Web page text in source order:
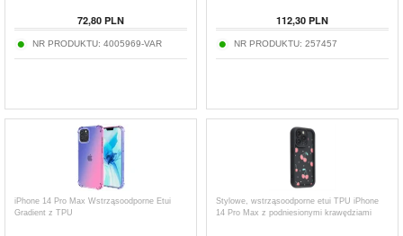
72,80 PLN
NR PRODUKTU: 4005969-VAR
112,30 PLN
NR PRODUKTU: 257457
iPhone 14 Pro Max Wstrząsoodporne Etui
Gradient z TPU
Stylowe, wstrząsoodporne etui TPU iPhone
14 Pro Max z podniesionymi krawędziami